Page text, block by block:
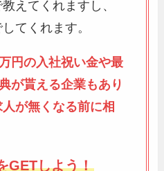
えてくれますし、
てくれます。
円の入社祝い金や最
が貰える企業もあり
が無くなる前に相
GETしよう！